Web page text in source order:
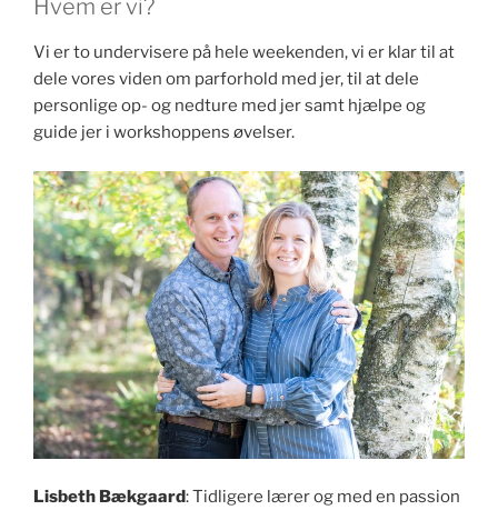
Hvem er vi?
Vi er to undervisere på hele weekenden, vi er klar til at
dele vores viden om parforhold med jer, til at dele
personlige op- og nedture med jer samt hjælpe og
guide jer i workshoppens øvelser.
Lisbeth Bækgaard: Tidligere lærer og med en passion